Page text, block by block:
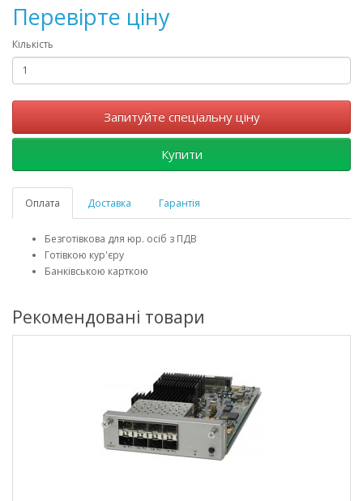
Перевірте ціну
Кількість
Запитуйте спеціальну ціну
Купити
Оплата Доставка Гарантія
Безготівкова для юр. осіб з ПДВ
Готівкою кур'єру
Банківською карткою
Рекомендовані товари